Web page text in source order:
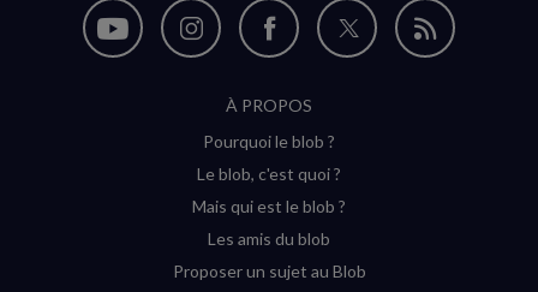
Nous
Nous
Instagram
(nouvelle
Nous
sur
Facebook
(nouvelle
Nous
Flux
À PROPOS
Pourquoi le blob ?
Le blob, c'est quoi ?
Mais qui est le blob ?
Les amis du blob
Proposer un sujet au Blob